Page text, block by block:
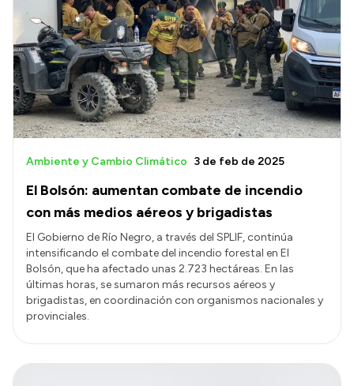
Transparencia
Presupuesto
Boletín Oficial
Compras y licitaciones
Consulta de expedientes
Convocatorias
Intranet
Login
El Bolsón: aumentan combate de incendio
con más medios aéreos y brigadistas
Ambiente y Cambio Climático 3 de feb de 2025
El Gobierno de Río Negro, a través del SPLIF, continúa
intensificando el combate del incendio forestal en El
Bolsón, que ha afectado unas 2.723 hectáreas. En las
últimas horas, se sumaron más recursos aéreos y
brigadistas, en coordinación con organismos nacionales y
provinciales.